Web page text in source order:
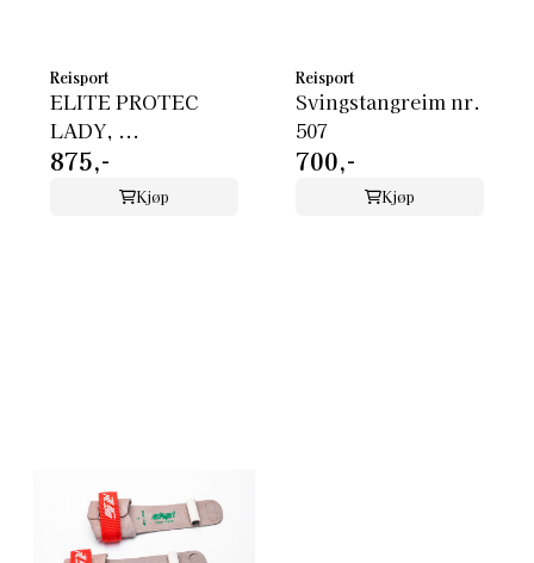
Reisport
ELITE PROTEC
LADY, ...
875,-
Kjøp
Reisport
Svingstangreim nr.
507
700,-
Kjøp